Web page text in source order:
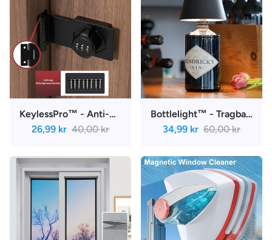
KeylessPro™ - Anti-Diebstahl-Schrankschloss mit Passcode | 33% Rabatt
26,99 kr 40,00 kr
Bottlelight™ - Tragbare LED-Weinflaschenlampe | 42% Rabatt
34,99 kr 60,00 kr